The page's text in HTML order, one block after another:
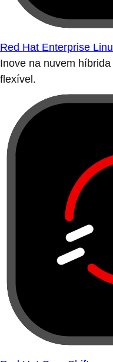
Red Hat Enterprise
Inove na nuvem
flexível.